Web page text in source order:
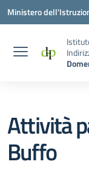
Vai ai contenuti
Vai al menu di
Vai al footer
Ministero
Attività
Buffo